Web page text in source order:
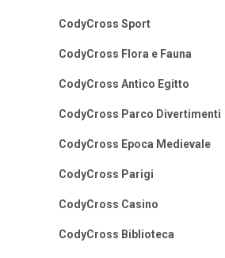
CodyCross Sport
CodyCross Flora e Fauna
CodyCross Antico Egitto
CodyCross Parco Divertimenti
CodyCross Epoca Medievale
CodyCross Parigi
CodyCross Casino
CodyCross Biblioteca